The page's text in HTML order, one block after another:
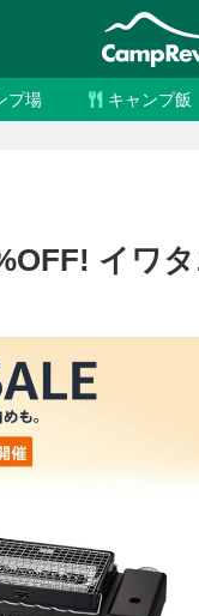
プ場 キャンプ飯
イワ